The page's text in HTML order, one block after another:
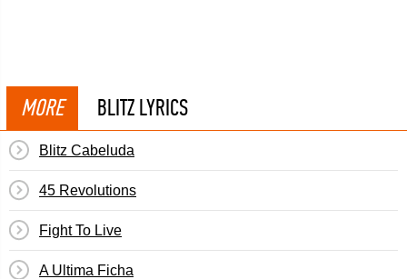
MORE BLITZ LYRICS
Blitz Cabeluda
45 Revolutions
Fight To Live
A Ultima Ficha